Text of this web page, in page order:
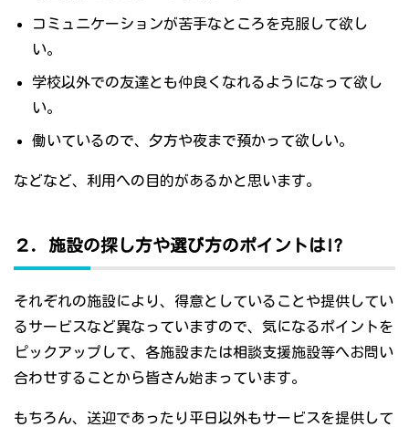
コミュニケーションが苦手なところを克服して欲し
い。
学校以外での友達とも仲良くなれるようになって欲し
い。
働いているので、夕方や夜まで預かって欲しい。
などなど、利用への目的があるかと思います。
２．施設の探し方や選び方のポイントは!?
それぞれの施設により、得意としていることや提供してい
るサービスなど異なっていますので、気になるポイントを
ピックアップして、各施設または相談支援施設等へお問い
合わせすることから皆さん始まっています。
もちろん、送迎であったり平日以外もサービスを提供して